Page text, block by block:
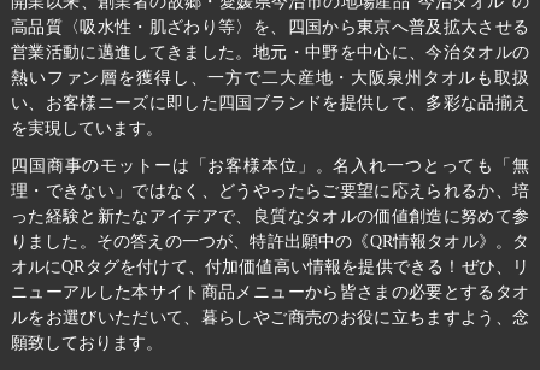
高品質〈吸水性・肌ざわり等〉を、四国から東京へ普及拡大させる
営業活動に邁進してきました。地元・中野を中心に、今治タオルの
熱いファン層を獲得し、一方で二大産地・大阪泉州タオルも取扱
い、お客様ニーズに即した四国ブランドを提供して、多彩な品揃え
を実現しています。
四国商事のモットーは「お客様本位」。名入れ一つとっても「無
理・できない」ではなく、どうやったらご要望に応えられるか、培
った経験と新たなアイデアで、良質なタオルの価値創造に努めて参
りました。その答えの一つが、特許出願中の《QR情報タオル》。タ
オルにQRタグを付けて、付加価値高い情報を提供できる！ぜひ、リ
ニューアルした本サイト商品メニューから皆さまの必要とするタオ
ルをお選びいただいて、暮らしやご商売のお役に立ちますよう、念
願致しております。